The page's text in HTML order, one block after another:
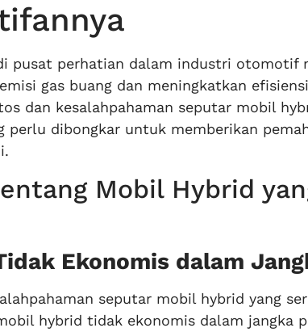
pusat perhatian dalam industri otomotif
gas buang dan meningkatkan
dan kesalahpahaman seputar mobil
perlu dibongkar untuk memberikan
Mobil Hybrid
Ekonomis dalam
seputar mobil hybrid yang
hybrid tidak ekonomis dalam jangka